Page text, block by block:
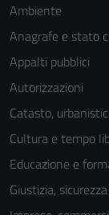
Ambiente
Anagrafe e stato
Appalti pubblici
Autorizzazioni
Catasto,
Cultura e tempo
Educazione e
Giustizia,